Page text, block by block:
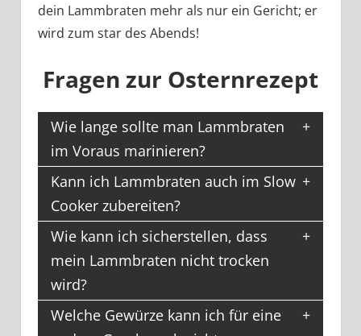
dein Lammbraten mehr als nur ein Gericht; er
wird zum star des Abends!
Fragen zur Osternrezept
Wie lange sollte man Lammbraten
im Voraus marinieren?
Kann ich Lammbraten auch im Slow
Cooker zubereiten?
Wie kann ich sicherstellen, dass
mein Lammbraten nicht trocken
wird?
Welche Gewürze kann ich für eine